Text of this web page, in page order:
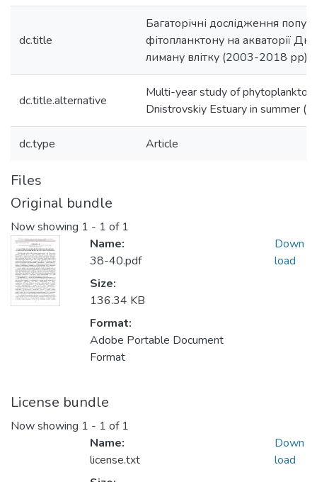
dc.title
Багаторічні дослідження
фітопланктону на акваторії
лиману влітку (2003-2018 рр).
dc.title.alternative
Multi-year study of phytoplankton
Dnistrovskiy Estuary in summer
dc.type Article
Files
Original bundle
Now showing 1 - 1 of 1
Name:
38-40.pdf
Size:
136.34 KB
Format:
Adobe Portable Document
Format
Down
load
License bundle
Now showing 1 - 1 of 1
Name:
license.txt
Down
load